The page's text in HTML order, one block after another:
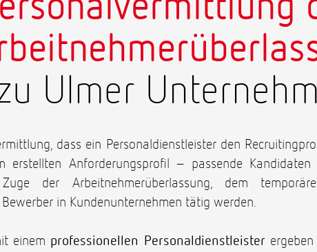
Ulmer
dass ein Personaldienstleister den
erstellten Anforderungsprofil – passende
der Arbeitnehmerüberlassung, dem
in Kundenunternehmen tätig werden.
einem professionellen Personaldienstleisterergeben